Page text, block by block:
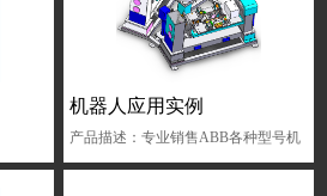
机器人应用实例
产品描述：专业销售ABB各种型号机
器人,主要销售各种工业机器人,喷涂机